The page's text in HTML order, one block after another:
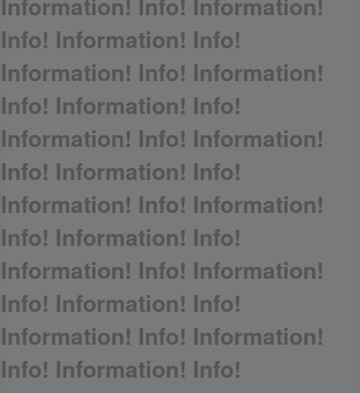
Info! Information! Info!
Information! Info! Information!
Info! Information! Info!
Information! Info! Information!
Info! Information! Info!
Information! Info! Information!
Info! Information! Info!
Information! Info! Information!
Info! Information! Info!
Information! Info! Information!
Info! Information! Info!